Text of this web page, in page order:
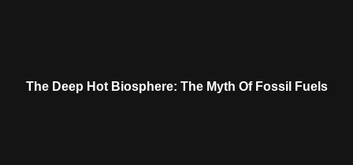
The Deep Hot Biosphere: The Myth Of Fossil Fuels